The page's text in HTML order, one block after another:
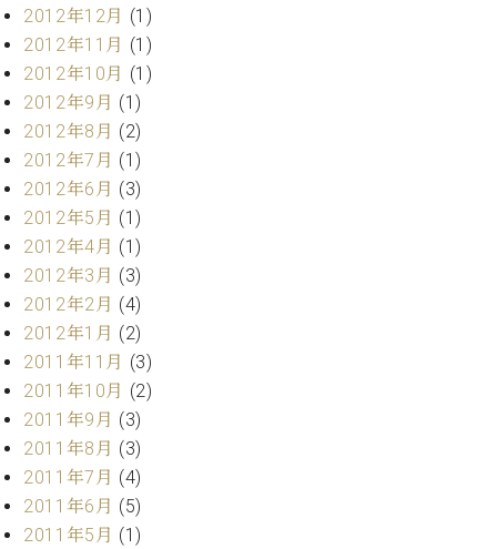
ー
ビ
ス
律)
調
律
師
紹
調
律
料
金
表
お
い
合
わ
せ
尾山調律師のブ
2012年12月 (1)
2012年11月 (1)
2012年10月 (1)
2012年9月 (1)
2012年8月 (2)
2012年7月 (1)
2012年6月 (3)
2012年5月 (1)
2012年4月 (1)
2012年3月 (3)
2012年2月 (4)
2012年1月 (2)
2011年11月 (3)
2011年10月 (2)
2011年9月 (3)
2011年8月 (3)
2011年7月 (4)
2011年6月 (5)
2011年5月 (1)